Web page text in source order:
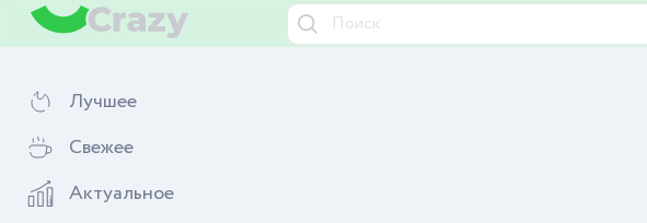
Лучшее
Свежее
Актуальное